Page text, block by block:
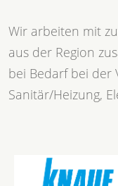
Wir arbeiten mit
aus der Region
bei Bedarf bei der
Sanitär/Heizung,